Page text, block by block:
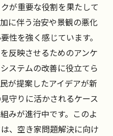
が重要な役割を果たして
に伴う治安や景観の悪化
性を強く感じています。
反映させるためのアンケ
ステムの改善に役立てら
が提案したアイデアが新
守りに活かされるケース
みが進行中です。このよ
、空き家問題解決に向け